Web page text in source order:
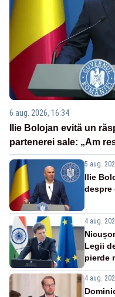
6 aug. 2026, 16:34
Ilie Bolojan evită un
partenerei sale: „Am
5 aug.
Ilie
despre
4 aug.
Legii
pierde
4 aug.